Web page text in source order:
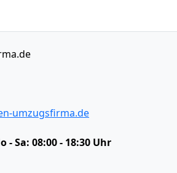
umzugsfirma.de
- Sa: 08:00 - 18:30 Uhr